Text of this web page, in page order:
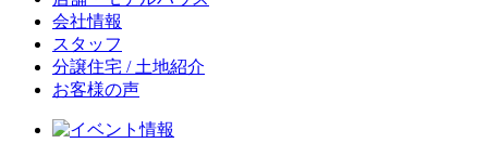
会社情報
スタッフ
分譲住宅 / 土地紹介
お客様の声